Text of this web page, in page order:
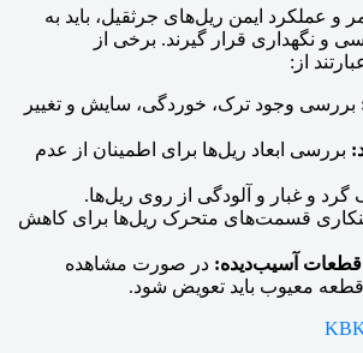
عملکرد ایمن ریل‌های جرثقیل، باید به
و نگهداری قرار گیرند. برخی از
از:
بررسی وجود ترک، خوردگی، سایش و تغییر
بررسی ابعاد ریل‌ها برای اطمینان از عدم
و غبار و آلودگی از روی ریل‌ها.
قسمت‌های متحرک ریل‌ها برای کاهش
قطعات آسیب‌دیده: در صورت مشاهده
معیوب باید تعویض شود.